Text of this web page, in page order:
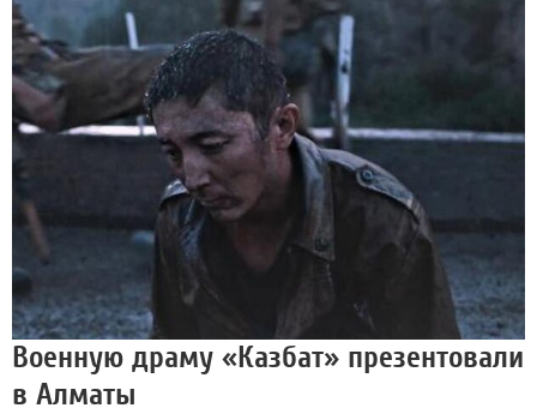
Военную драму «Казбат» презентовали
в Алматы